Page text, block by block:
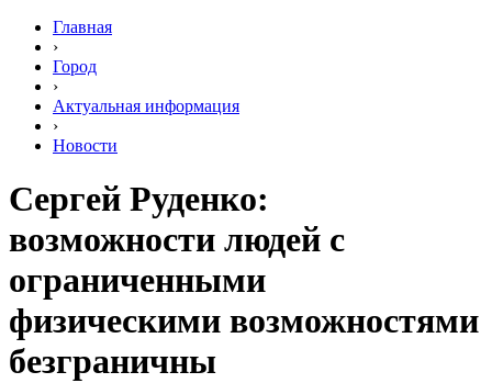
Главная
›
Город
›
Актуальная информация
›
Новости
Сергей Руденко:
возможности людей с
ограниченными
физическими возможностями
безграничны